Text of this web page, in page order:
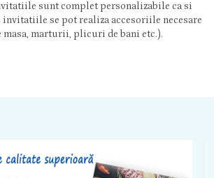
sunt complet personalizabile ca si
invitatiile se pot realiza accesoriile necesare
masa, marturii, plicuri de bani etc.).